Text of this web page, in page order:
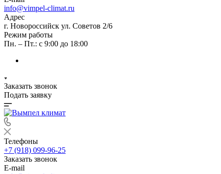
info@vimpel-climat.ru
Адрес
г. Новороссийск ул. Советов 2/6
Режим работы
Пн. – Пт.: с 9:00 до 18:00
Заказать звонок
Подать заявку
Телефоны
+7 (918) 099-96-25
Заказать звонок
E-mail